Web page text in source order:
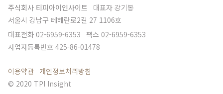
주식회사 티피아이인사이트 대표자 강기봉
서울시 강남구 테헤란로2길 27 1106호
대표전화 02-6959-6353 팩스 02-6959-6353
사업자등록번호 425-86-01478
이용약관 개인정보처리방침
© 2020 TPI Insight